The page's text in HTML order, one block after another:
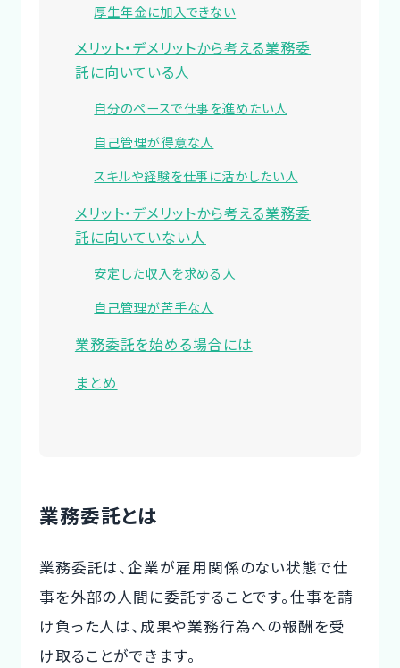
厚生年金に加入できない
メリット・デメリットから考える業務委
託に向いている人
自分のペースで仕事を進めたい人
自己管理が得意な人
スキルや経験を仕事に活かしたい人
メリット・デメリットから考える業務委
託に向いていない人
安定した収入を求める人
自己管理が苦手な人
業務委託を始める場合には
まとめ
業務委託とは
業務委託は、企業が雇用関係のない状態で仕
事を外部の人間に委託することです。仕事を請
け負った人は、成果や業務行為への報酬を受
け取ることができます。